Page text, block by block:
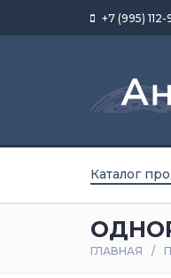
+7 (995) 112-
Каталог
ГЛАВНАЯ